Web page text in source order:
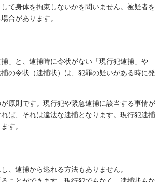
て身体を拘束しないかを問いません。被疑者を
合があります。
」と、逮捕時に令状がない「現行犯逮捕」や
の令状（逮捕状）は、犯罪の疑いがある時に発
原則です。現行犯や緊急逮捕に該当する事情が
ば、それは違法な逮捕となります。現行犯逮捕
す。
、逮捕から逃れる方法もありません。